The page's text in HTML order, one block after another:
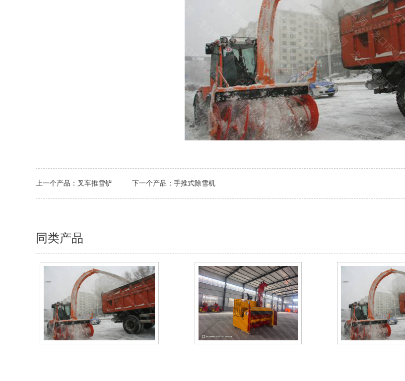
上一个产品： 叉车推雪铲 下一个产品： 手推式除雪机
同类产品